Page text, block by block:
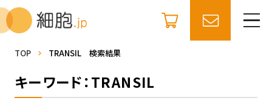
TOP TRANSIL 検索結果
キーワード：TRANSIL